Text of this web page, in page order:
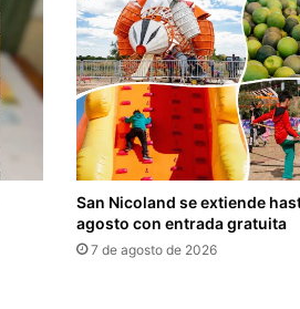
San Nicoland se extiende
agosto con entrada gratuita
7 de agosto de 2026